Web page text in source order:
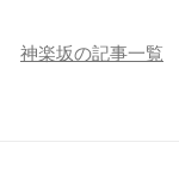
神楽坂の記事一覧